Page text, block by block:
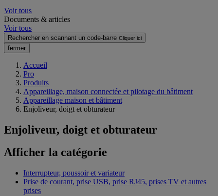
Voir tous
Documents & articles
Voir tous
Rechercher en scannant un code-barre Cliquer ici
fermer
Accueil
Pro
Produits
Appareillage, maison connectée et pilotage du bâtiment
Appareillage maison et bâtiment
Enjoliveur, doigt et obturateur
Enjoliveur, doigt et obturateur
Afficher la catégorie
Interrupteur, poussoir et variateur
Prise de courant, prise USB, prise RJ45, prises TV et autres
prises